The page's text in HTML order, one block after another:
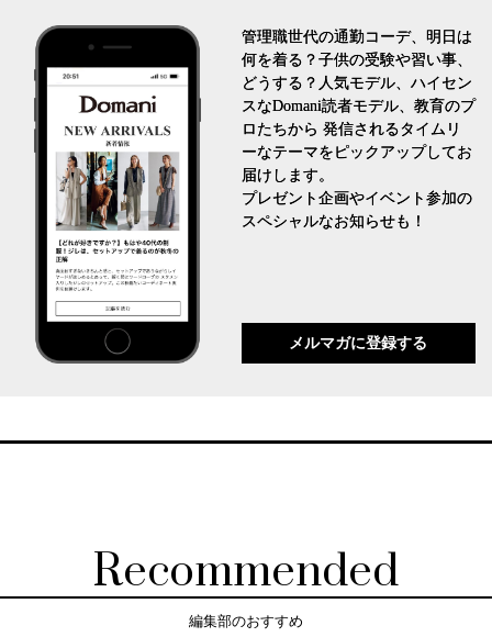
管理職世代の通勤コーデ、明日は
何を着る？子供の受験や習い事、
どうする？人気モデル、ハイセン
スなDomani読者モデル、教育のプ
ロたちから 発信されるタイムリ
ーなテーマをピックアップしてお
届けします。
プレゼント企画やイベント参加の
スペシャルなお知らせも！
メルマガに登録する
Recommended
編集部のおすすめ